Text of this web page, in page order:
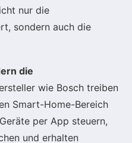
nur die
sondern auch die
die
wie Bosch treiben
Smart-Home-Bereich
per App steuern,
und erhalten